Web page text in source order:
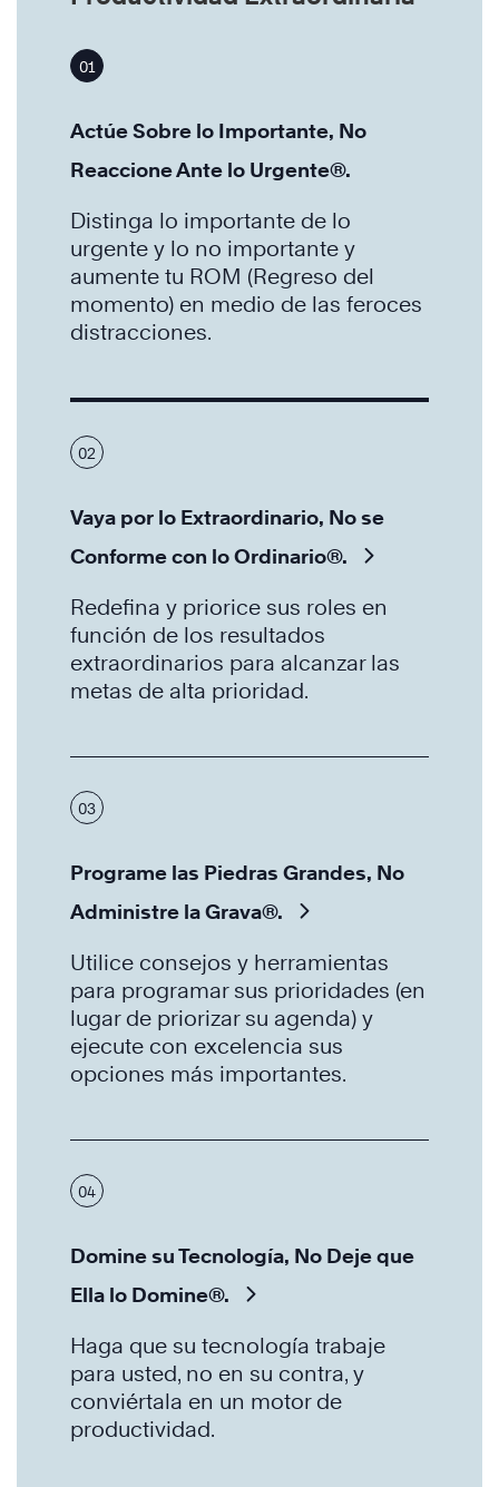
01
Actúe Sobre lo Importante, No
Reaccione Ante lo Urgente®.
Distinga lo importante de lo
urgente y lo no importante y
aumente tu ROM (Regreso del
momento) en medio de las feroces
distracciones.
02
Vaya por lo Extraordinario, No se
Conforme con lo Ordinario®.
Redefina y priorice sus roles en
función de los resultados
extraordinarios para alcanzar las
metas de alta prioridad.
03
Programe las Piedras Grandes, No
Administre la Grava®.
Utilice consejos y herramientas
para programar sus prioridades (en
lugar de priorizar su agenda) y
ejecute con excelencia sus
opciones más importantes.
04
Domine su Tecnología, No Deje que
Ella lo Domine®.
Haga que su tecnología trabaje
para usted, no en su contra, y
conviértala en un motor de
productividad.